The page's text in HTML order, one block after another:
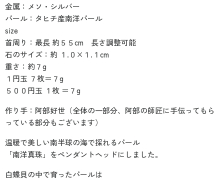
金属：メソ・シルバー
パール：タヒチ産南洋パール
size
首周り：最長 約５５cm 長さ調整可能
石のサイズ：約 １.０×１.１cm
重さ：約７g
１円玉 ７枚＝７g
５００円玉 １枚 ＝７g
作り手：阿部好世（全体の一部分、阿部の師匠に手伝ってもら
っている部分もございます）
温暖で美しい南半球の海で採れるパール
「南洋真珠」をペンダントヘッドにしました。
白蝶貝の中で育ったパールは